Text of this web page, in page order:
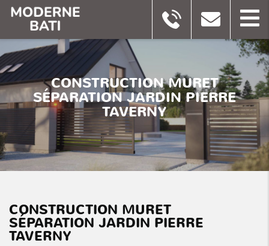
CONSTRUCTION MURET
SÉPARATION JARDIN PIERRE
TAVERNY
CONSTRUCTION MURET
SÉPARATION JARDIN PIERRE
TAVERNY